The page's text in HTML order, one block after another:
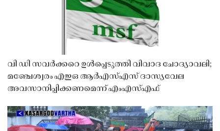
വി ഡി സവർക്കറെ ഉൾപ്പെടുത്തി വിവാദ ചോദ്യാവലി;
മഞ്ചേശ്വരം എഇഒ ആർഎസ്എസ് ദാസ്യവേല
അവസാനിപ്പിക്കണമെന്ന് എംഎസ്എഫ്